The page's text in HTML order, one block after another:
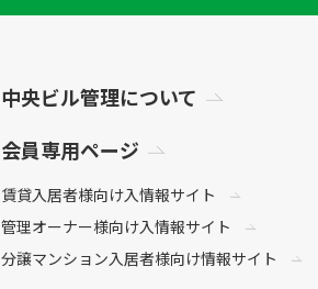
中央ビル管理について
会員専用ページ
賃貸入居者様向け入情報サイト
管理オーナー様向け入情報サイト
分譲マンション入居者様向け情報サイト